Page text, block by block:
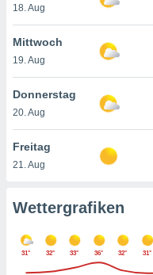
können
von
und
klicken.
und
18. Aug
Mittwoch
19. Aug
Donnerstag
20. Aug
Freitag
21. Aug
Wettergrafiken
31° 32° 33° 36° 32° 31°